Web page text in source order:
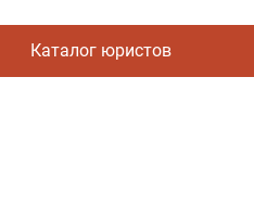
Каталог юристов